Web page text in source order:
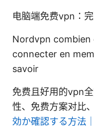
电脑端免费vpn：
Nordvpn combien
connecter en
savoir
免费且好用的vpn
性、免费方案对比
効か確認する方法